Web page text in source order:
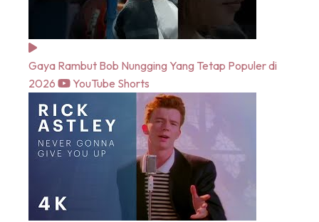
Gaya Rambut Bob Nungging Yang Tetap Populer di
2026
YouTube Shorts